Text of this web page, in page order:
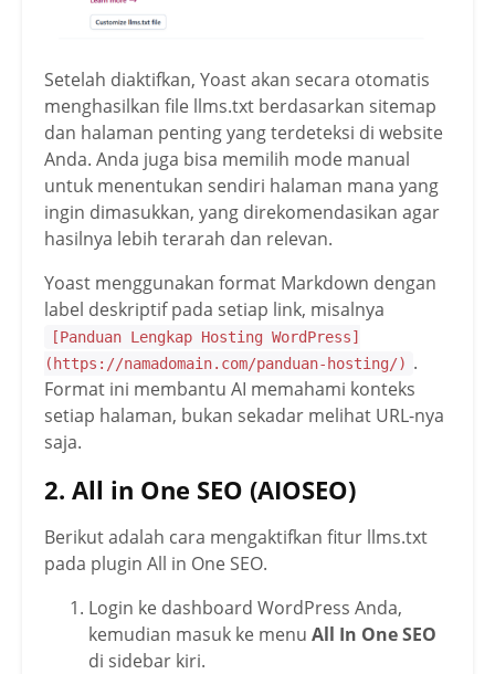
Setelah diaktifkan, Yoast akan secara otomatis
menghasilkan file llms.txt berdasarkan sitemap
dan halaman penting yang terdeteksi di website
Anda. Anda juga bisa memilih mode manual
untuk menentukan sendiri halaman mana yang
ingin dimasukkan, yang direkomendasikan agar
hasilnya lebih terarah dan relevan.
Yoast menggunakan format Markdown dengan
label deskriptif pada setiap link, misalnya
[Panduan Lengkap Hosting WordPress]
(https://namadomain.com/panduan-hosting/) .
Format ini membantu AI memahami konteks
setiap halaman, bukan sekadar melihat URL-nya
saja.
2. All in One SEO (AIOSEO)
Berikut adalah cara mengaktifkan fitur llms.txt
pada plugin All in One SEO.
Login ke dashboard WordPress Anda,
kemudian masuk ke menu All In One SEO
di sidebar kiri.